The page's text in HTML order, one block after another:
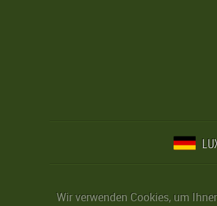
Wir verwenden Cookies, um